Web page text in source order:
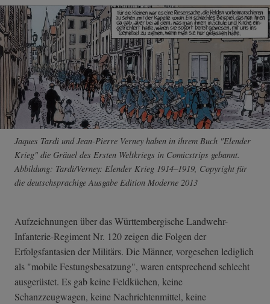
Jaques Tardi und Jean-Pierre Verney haben in ihrem Buch "Elender
Krieg" die Gräuel des Ersten Weltkriegs in Comicstrips gebannt.
Abbildung: Tardi/Verney: Elender Krieg 1914–1919, Copyright für
die deutschsprachige Ausgabe Edition Moderne 2013
Aufzeichnungen über das Württembergische Landwehr-
Infanterie-Regiment Nr. 120 zeigen die Folgen der
Erfolgsfantasien der Militärs. Die Männer, vorgesehen lediglich
als "mobile Festungsbesatzung", waren entsprechend schlecht
ausgerüstet. Es gab keine Feldküchen, keine
Schanzzeugwagen, keine Nachrichtenmittel, keine